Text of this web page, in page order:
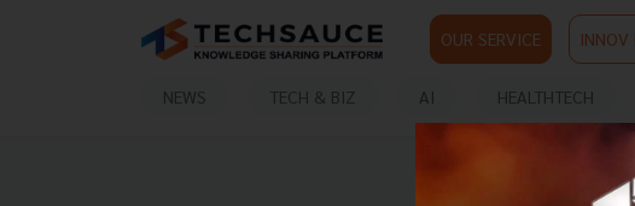
OUR SERVICE INNOV
NEWS TECH & BIZ AI HEALTHTECH